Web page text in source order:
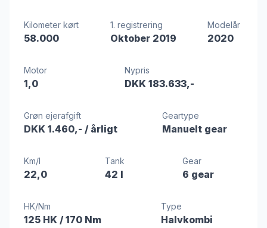
Kilometer kørt
58.000
1. registrering
Oktober 2019
Modelår
2020
Motor
1,0
Nypris
DKK 183.633,-
Grøn ejerafgift
DKK 1.460,- / årligt
Geartype
Manuelt gear
Km/l
22,0
Tank
42 l
Gear
6 gear
HK/Nm
125 HK / 170 Nm
Type
Halvkombi